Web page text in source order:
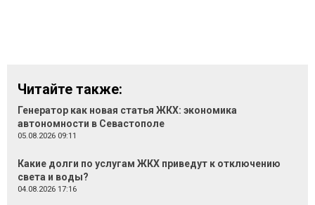
Читайте также:
Генератор как новая статья ЖКХ: экономика
автономности в Севастополе
05.08.2026 09:11
Какие долги по услугам ЖКХ приведут к отключению
света и воды?
04.08.2026 17:16